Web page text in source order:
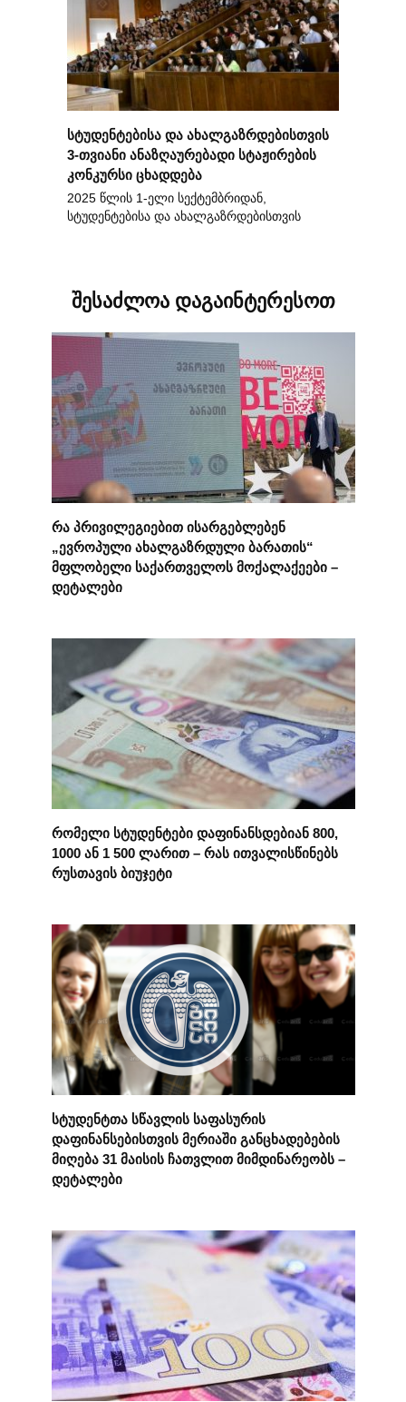
სტუდენტებისა და ახალგაზრდებისთვის
3-თვიანი ანაზღაურებადი სტაჟირების
კონკურსი ცხადდება
2025 წლის 1-ელი სექტემბრიდან,
სტუდენტებისა და ახალგაზრდებისთვის
შესაძლოა დაგაინტერესოთ
რა პრივილეგიებით ისარგებლებენ
„ევროპული ახალგაზრდული ბარათის“
მფლობელი საქართველოს მოქალაქეები –
დეტალები
რომელი სტუდენტები დაფინანსდებიან 800,
1000 ან 1 500 ლარით – რას ითვალისწინებს
რუსთავის ბიუჯეტი
სტუდენტთა სწავლის საფასურის
დაფინანსებისთვის მერიაში განცხადებების
მიღება 31 მაისის ჩათვლით მიმდინარეობს –
დეტალები